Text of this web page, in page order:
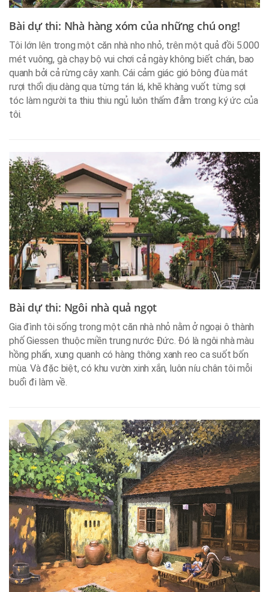
Bài dự thi: Nhà hàng xóm của những chú ong!
Tôi lớn lên trong một căn nhà nho nhỏ, trên một quả đồi 5.000
mét vuông, gà chạy bộ vui chơi cả ngày không biết chán, bao
quanh bởi cả rừng cây xanh. Cái cảm giác gió bông đùa mát
rượi thổi dịu dàng qua từng tán lá, khẽ khàng vuốt từng sợi
tóc làm người ta thiu thiu ngủ luôn thấm đẫm trong ký ức của
tôi.
Bài dự thi: Ngôi nhà quả ngọt
Gia đình tôi sống trong một căn nhà nhỏ nằm ở ngoại ô thành
phố Giessen thuộc miền trung nước Đức. Đó là ngôi nhà màu
hồng phấn, xung quanh có hàng thông xanh reo ca suốt bốn
mùa. Và đặc biệt, có khu vườn xinh xắn, luôn níu chân tôi mỗi
buổi đi làm về.